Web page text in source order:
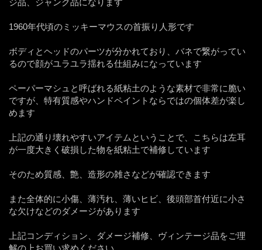
1960年代頃のミッキーマウスの首振り人形です
ボディとヘッドのパーツが分かれており、バネで繋がってい
るので顔がユラユラ揺れる仕組みになっています
ペーパーマシュと呼ばれる紙粘土のような素材で非常に脆い
ですが、特有質感やハンドペイントならではの個体差が楽し
めます
上記の通り壊れやすいアイテムということで、こちらは左耳
が一度大きく破損した物を紙粘土で補修しています
そのため質感、艶、造形の雑さなどが確認できます
また全体的に小傷、薄汚れ、薄いヒビ、後頭部首付近に小さ
な欠けなどのダメージがあります
上記コンディション、ダメージ補修、ヴィンテージ品をご理
解の上お買い求めください